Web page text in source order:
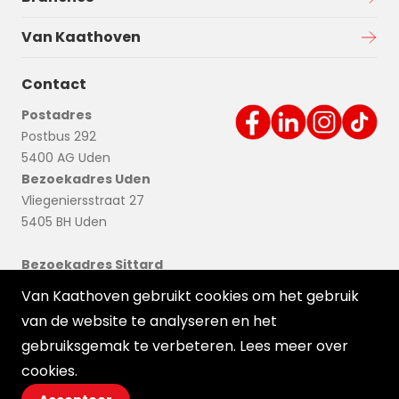
Van Kaathoven
Contact
Postadres
Postbus 292
5400 AG Uden
Bezoekadres Uden
Vliegeniersstraat 27
5405 BH Uden
Bezoekadres Sittard
Nieuwstadterweg 21
Van Kaathoven gebruikt cookies om het gebruik
van de website te analyseren en het
gebruiksgemak te verbeteren. Lees meer over
cookies.